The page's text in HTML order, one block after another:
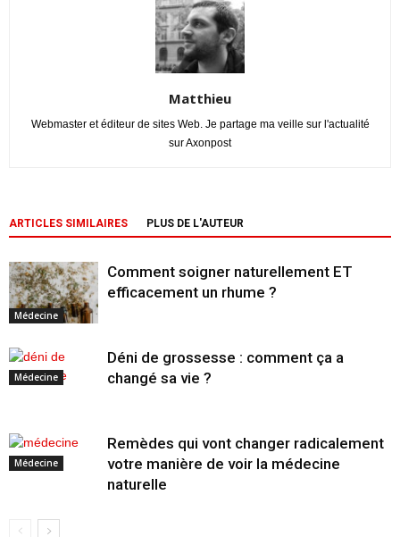
Matthieu
Webmaster et éditeur de sites Web. Je partage ma veille sur l'actualité
sur Axonpost
ARTICLES SIMILAIRES PLUS DE L'AUTEUR
Médecine
Comment soigner naturellement ET
efficacement un rhume ?
Médecine
Déni de grossesse : comment ça a
changé sa vie ?
Médecine
Remèdes qui vont changer radicalement
votre manière de voir la médecine
naturelle